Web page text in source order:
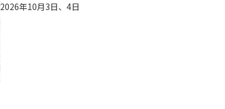
2026年10月3日、4日